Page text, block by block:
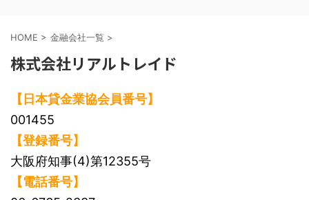
HOME > 金融会社一覧 >
株式会社リアルトレイド
【日本貸金業協会員番号】
001455
【登録番号】
大阪府知事(4)第12355号
【電話番号】